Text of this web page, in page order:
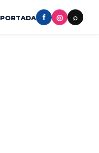
PORTADA f ◎ ⌕